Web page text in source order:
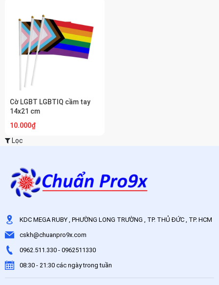
Cờ LGBT LGBTIQ cầm tay
14x21 cm
10.000₫
Lọc
KDC MEGA RUBY , PHƯỜNG LONG TRƯỜNG , TP. THỦ ĐỨC , TP. HCM
cskh@chuanpro9x.com
0962.511.330 - 0962511330
08:30 - 21:30 các ngày trong tuần